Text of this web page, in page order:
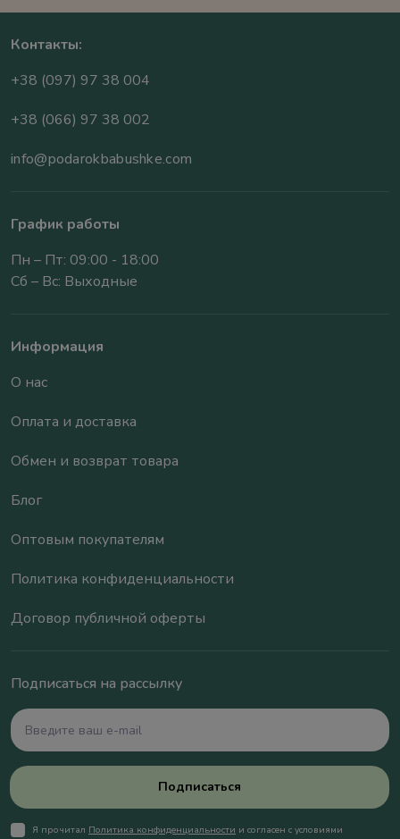
Контакты:
+38 (097) 97 38 004
+38 (066) 97 38 002
info@podarokbabushke.com
График работы
Пн – Пт: 09:00 - 18:00
Сб – Вс: Выходные
Информация
О нас
Оплата и доставка
Обмен и возврат товара
Блог
Оптовым покупателям
Политика конфиденциальности
Договор публичной оферты
Подписаться на рассылку
Подписаться
Я прочитал Политика конфиденциальности и согласен с условиями